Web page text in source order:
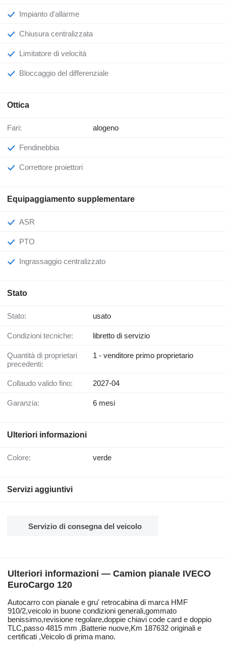
Impianto d'allarme
Chiusura centralizzata
Limitatore di velocità
Bloccaggio del differenziale
Ottica
Fari: alogeno
Fendinebbia
Correttore proiettori
Equipaggiamento supplementare
ASR
PTO
Ingrassaggio centralizzato
Stato
Stato: usato
Condizioni tecniche: libretto di servizio
Quantità di proprietari
precedenti:
1 - venditore primo proprietario
Collaudo valido fino: 2027-04
Garanzia: 6 mesi
Ulteriori informazioni
Colore: verde
Servizi aggiuntivi
Servizio di consegna del veicolo
Ulteriori informazioni — Camion pianale IVECO
EuroCargo 120
Autocarro con pianale e gru' retrocabina di marca HMF
910/2,veicolo in buone condizioni generali,gommato
benissimo,revisione regolare,doppie chiavi code card e doppio
TLC,passo 4815 mm ,Batterie nuove,Km 187632 originali e
certificati ,Veicolo di prima mano.